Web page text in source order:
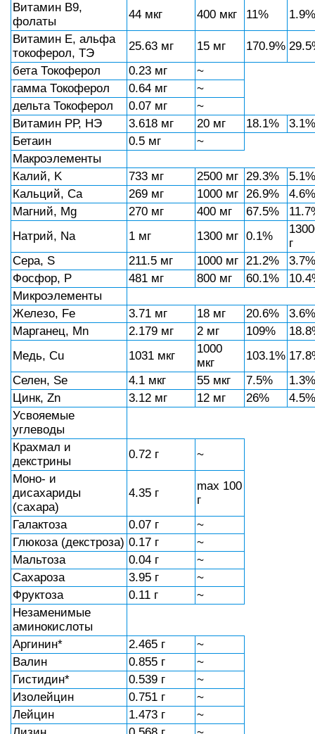
Витамин В9,
фолаты
44 мкг 400 мкг 11%
1.9%
Витамин Е, альфа
токоферол, ТЭ
25.63 мг 15 мг 170.9%
бета Токоферол
0.23 мг
~
гамма Токоферол
0.64 мг
~
дельта Токоферол
0.07 мг
~
Витамин РР, НЭ
3.618 мг 20 мг 18.1%
3.1%
Бетаин
0.5 мг
~
Макроэлементы
Калий, K
733 мг 2500 мг 29.3%
5.1%
Кальций, Ca
269 мг 1000 мг 26.9%
4.6%
Магний, Mg
270 мг 400 мг 67.5%
Натрий, Na
1 мг 1300 мг 0.1%
г
Сера, S
211.5 мг 1000 мг 21.2%
3.7%
Фосфор, P
481 мг 800 мг 60.1%
Микроэлементы
Железо, Fe
3.71 мг 18 мг 20.6%
3.6%
Марганец, Mn
2.179 мг 2 мг 109%
Медь, Cu
1031 мкг
1000
мкг
103.1%
Селен, Se
4.1 мкг 55 мкг 7.5%
1.3%
Цинк, Zn
3.12 мг 12 мг 26%
4.5%
Усвояемые
углеводы
Крахмал и
декстрины
0.72 г
~
Моно- и
дисахариды
(сахара)
4.35 г
max 100
г
Галактоза
0.07 г
~
Глюкоза (декстроза) 0.17 г
~
Мальтоза
0.04 г
~
Сахароза
3.95 г
~
Фруктоза
0.11 г
~
Незаменимые
аминокислоты
Аргинин*
2.465 г
~
Валин
0.855 г
~
Гистидин*
0.539 г
~
Изолейцин
0.751 г
~
Лейцин
1.473 г
~